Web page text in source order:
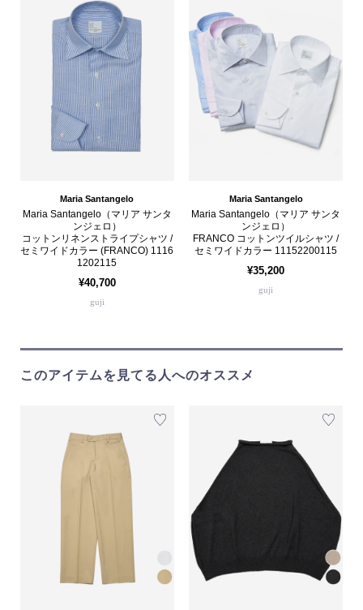
Maria Santangelo
Maria Santangelo（マリア サンタ
ンジェロ）
コットンリネンストライプシャツ /
セミワイドカラー (FRANCO) 1116
1202115
¥40,700
guji
Maria Santangelo
Maria Santangelo（マリア サンタ
ンジェロ）
FRANCO コットンツイルシャツ /
セミワイドカラー 11152200115
¥35,200
guji
このアイテムを見てる人へのオススメ